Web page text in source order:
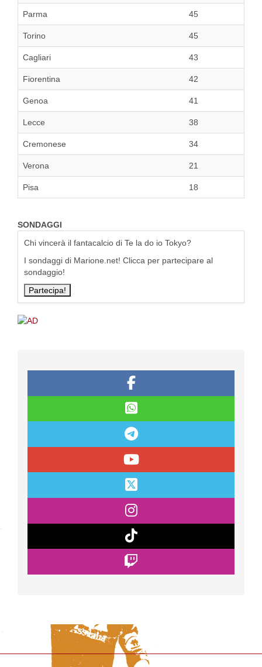
Parma 45
Torino 45
Cagliari 43
Fiorentina 42
Genoa 41
Lecce 38
Cremonese 34
Verona 21
Pisa 18
SONDAGGI
Chi vincerà il fantacalcio di Te la do io Tokyo?
I sondaggi di Marione.net! Clicca per partecipare al
sondaggio!